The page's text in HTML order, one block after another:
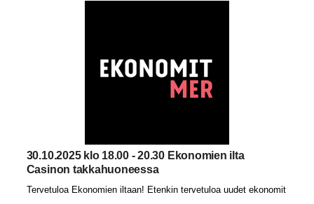
30.10.2025 klo 18.00 - 20.30 Ekonomien ilta
Casinon takkahuoneessa
Tervetuloa Ekonomien iltaan! Etenkin tervetuloa uudet ekonomit